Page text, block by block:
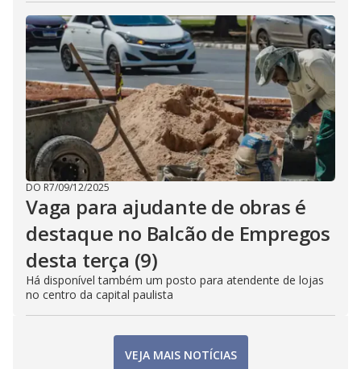
DO R7/09/12/2025
Vaga para ajudante de obras é
destaque no Balcão de Empregos
desta terça (9)
Há disponível também um posto para atendente de lojas
no centro da capital paulista
VEJA MAIS NOTÍCIAS